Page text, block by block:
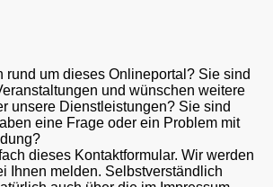
rund um dieses Onlineportal? Sie sind
und wünschen weitere
Dienstleistungen? Sie sind
eine Frage oder ein Problem mit
dieses Kontaktformular. Wir werden
Ihnen melden. Selbstverständlich